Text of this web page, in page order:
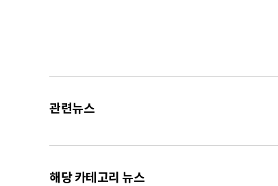
관련뉴스
해당 카테고리 뉴스